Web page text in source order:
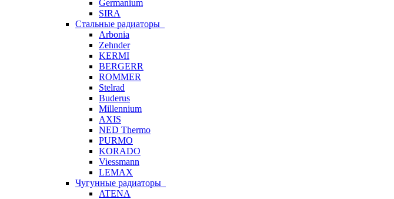
Germanium
SIRA
Стальные радиаторы
Arbonia
Zehnder
KERMI
BERGERR
ROMMER
Stelrad
Buderus
Millennium
AXIS
NED Thermo
PURMO
KORADO
Viessmann
LEMAX
Чугунные радиаторы
ATENA